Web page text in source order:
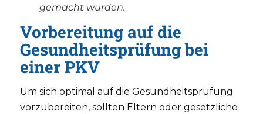
gemacht wurden.
Vorbereitung auf die
Gesundheitsprüfung bei
einer PKV
Um sich optimal auf die Gesundheitsprüfung
vorzubereiten, sollten Eltern oder gesetzliche